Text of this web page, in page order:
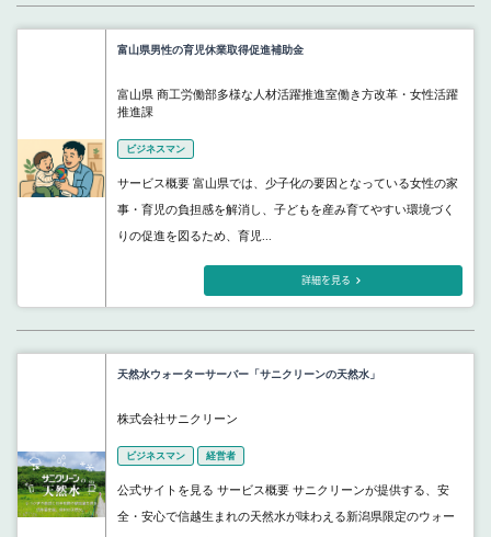
富山県男性の育児休業取得促進補助金
富山県 商工労働部多様な人材活躍推進室働き方改革・女性活躍
推進課
ビジネスマン
サービス概要 富山県では、少子化の要因となっている女性の家
事・育児の負担感を解消し、子どもを産み育てやすい環境づく
りの促進を図るため、育児...
詳細を見る
天然水ウォーターサーバー「サニクリーンの天然水」
株式会社サニクリーン
ビジネスマン 経営者
公式サイトを見る サービス概要 サニクリーンが提供する、安
全・安心で信越生まれの天然水が味わえる新潟県限定のウォー